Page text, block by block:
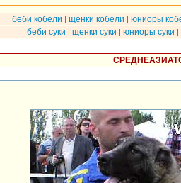
беби кобели | щенки кобели | юниоры
беби суки | щенки суки | юниоры суки |